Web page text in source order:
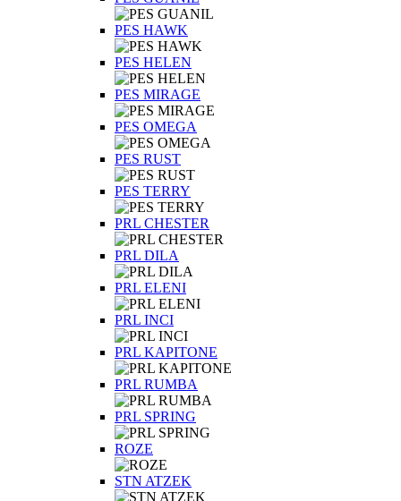
PES HAWK
PES HELEN
PES MIRAGE
PES OMEGA
PES RUST
PES TERRY
PRL CHESTER
PRL DILA
PRL ELENI
PRL INCI
PRL KAPITONE
PRL RUMBA
PRL SPRING
ROZE
STN ATZEK